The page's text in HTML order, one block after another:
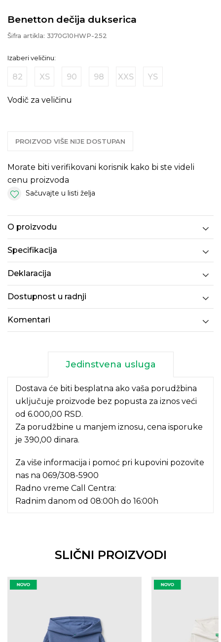
Benetton dečija dukserica
Šifra artikla: 3J70G10HWP-252
Izaberi veličinu:
82 XS 90 98 XXS YS
Vodič za veličinu
PROIZVOD VIŠE NIJE DOSTUPAN
Morate biti verifikovani korisnik kako bi ste videli
cenu proizvoda
Sačuvajte u listi želja
O proizvodu
Specifikacija
Deklaracija
Dostupnost u radnji
Komentari
Jedinstvena usluga
Dostava će biti besplatna ako vaša porudžbina
uključuje proizvode bez popusta za iznos veći
od 6.000,00 RSD.
Za porudžbine u manjem iznosu, cena isporuke
je 390,00 dinara.
Za više informacija i pomoć pri kupovini pozovite
nas na 069/308-5900
Radno vreme Call Centra:
Radnim danom od 08:00h do 16:00h
SLIČNI PROIZVODI